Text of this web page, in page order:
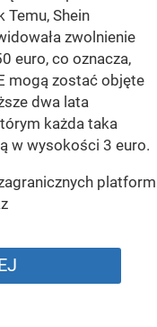
Shein
zwolnienie
euro, co oznacza,
mogą zostać objęte
dwa lata
każda taka
w wysokości 3 euro.
platform